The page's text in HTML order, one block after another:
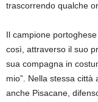
trascorrendo qualche
Il campione
così, attraverso il suo
sua compagna in
mio”. Nella stessa
anche Pisacane,